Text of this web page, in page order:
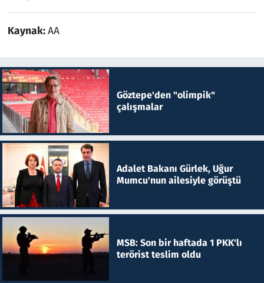
Kaynak:AA
Göztepe'den "olimpik"
çalışmalar
Adalet Bakanı Gürlek, Uğur
Mumcu'nun ailesiyle görüştü
MSB: Son bir haftada 1 PKK'lı
terörist teslim oldu